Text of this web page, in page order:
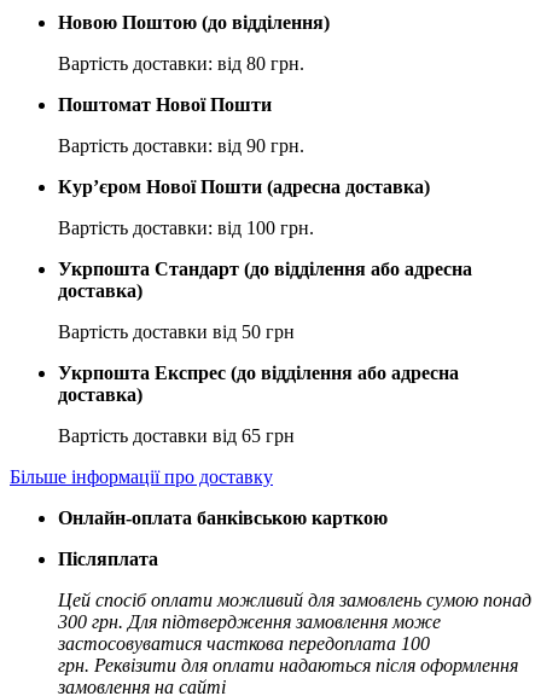
Новою Поштою (до відділення)
Вартість доставки: від 80 грн.
Поштомат Нової Пошти
Вартість доставки: від 90 грн.
Кур’єром Нової Пошти (адресна доставка)
Вартість доставки: від 100 грн.
Укрпошта Стандарт (до відділення або адресна
доставка)
Вартість доставки від 50 грн
Укрпошта Експрес (до відділення або адресна
доставка)
Вартість доставки від 65 грн
Більше інформації про доставку
Онлайн-оплата банківською карткою
Післяплата
Цей спосіб оплати можливий для замовлень сумою понад
300 грн. Для підтвердження замовлення може
застосовуватися часткова передоплата 100
грн. Реквізити для оплати надаються після оформлення
замовлення на сайті